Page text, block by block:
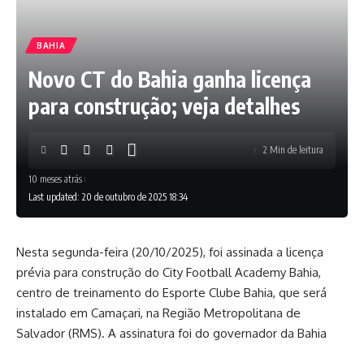
BAHIA
Novo CT do Bahia ganha licença
para construção; veja detalhes
Last updated: 20 de outubro de 2025 18:34
10 meses atrás
2 Min de leitura
Nesta segunda-feira (20/10/2025), foi assinada a licença
prévia para construção do City Football Academy Bahia,
centro de treinamento do Esporte Clube Bahia, que será
instalado em Camaçari, na Região Metropolitana de
Salvador (RMS). A assinatura foi do governador da Bahia